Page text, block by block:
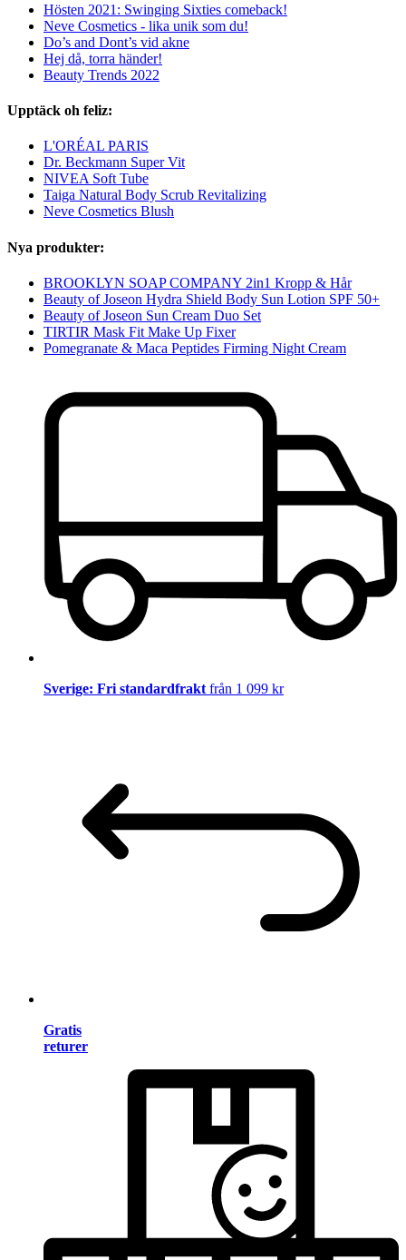
Hösten 2021: Swinging Sixties comeback!
Neve Cosmetics - lika unik som du!
Do’s and Dont’s vid akne
Hej då, torra händer!
Beauty Trends 2022
Upptäck oh feliz:
L'ORÉAL PARIS
Dr. Beckmann Super Vit
NIVEA Soft Tube
Taiga Natural Body Scrub Revitalizing
Neve Cosmetics Blush
Nya produkter:
BROOKLYN SOAP COMPANY 2in1 Kropp & Hår
Beauty of Joseon Hydra Shield Body Sun Lotion SPF 50+
Beauty of Joseon Sun Cream Duo Set
TIRTIR Mask Fit Make Up Fixer
Pomegranate & Maca Peptides Firming Night Cream
Sverige: Fri standardfrakt från 1 099 kr
Gratis
returer